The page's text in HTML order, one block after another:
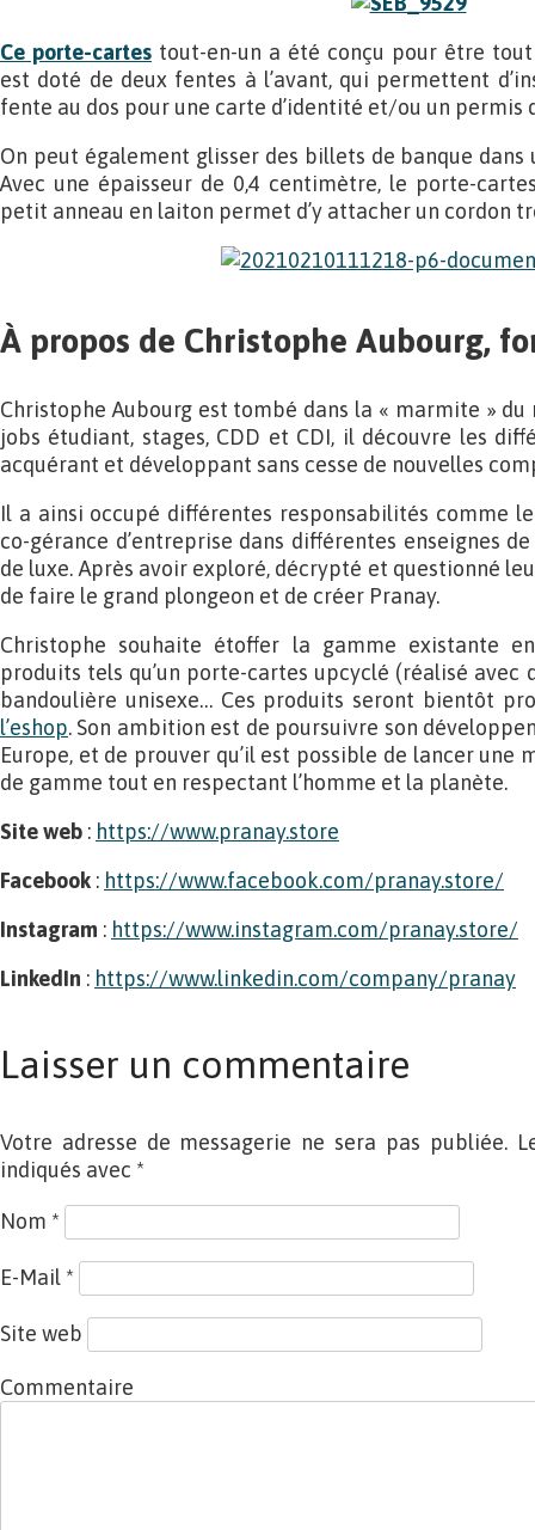
Ce porte-cartes tout-en-un a été conçu pour être
est doté de deux fentes à l’avant, qui permettent
fente au dos pour une carte d’identité et/ou un permis
On peut également glisser des billets de banque
Avec une épaisseur de 0,4 centimètre, le porte-
petit anneau en laiton permet d’y attacher un cordon
À propos de Christophe Aubourg,
Christophe Aubourg est tombé dans la « marmite »
jobs étudiant, stages, CDD et CDI, il découvre les
acquérant et développant sans cesse de nouvelles
Il a ainsi occupé différentes responsabilités comme
co-gérance d’entreprise dans différentes enseignes
de luxe. Après avoir exploré, décrypté et questionné
de faire le grand plongeon et de créer Pranay.
Christophe souhaite étoffer la gamme existante
produits tels qu’un porte-cartes upcyclé (réalisé avec
bandoulière unisexe… Ces produits seront bientôt
l’eshop. Son ambition est de poursuivre son
Europe, et de prouver qu’il est possible de lancer une
de gamme tout en respectant l’homme et la planète.
Site web : https://www.pranay.store
Facebook : https://www.facebook.com/pranay.store/
Instagram : https://www.instagram.com/pranay.store/
LinkedIn : https://www.linkedin.com/company/pranay
Laisser un commentaire
Votre adresse de messagerie ne sera pas publiée.
indiqués avec *
Nom *
E-Mail *
Site web
Commentaire